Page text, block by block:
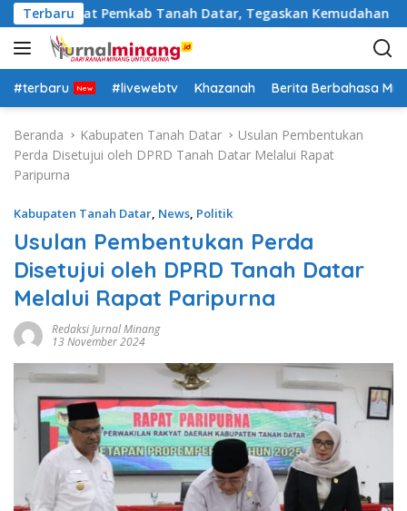
a
g
u
Terbaru
Pejabat Pemkab Tanah Datar, Tegaskan Kemudahan Izin
#terbaru #livewebtv Khazanah Berita Berbahasa
Beranda Kabupaten Tanah Datar
Usulan Pembentukan
Perda Disetujui oleh DPRD Tanah Datar Melalui Rapat
Paripurna
Kabupaten Tanah Datar, News, Politik
Usulan Pembentukan Perda
Disetujui oleh DPRD Tanah Datar
Melalui Rapat Paripurna
Redaksi Jurnal Minang
13 November 2024